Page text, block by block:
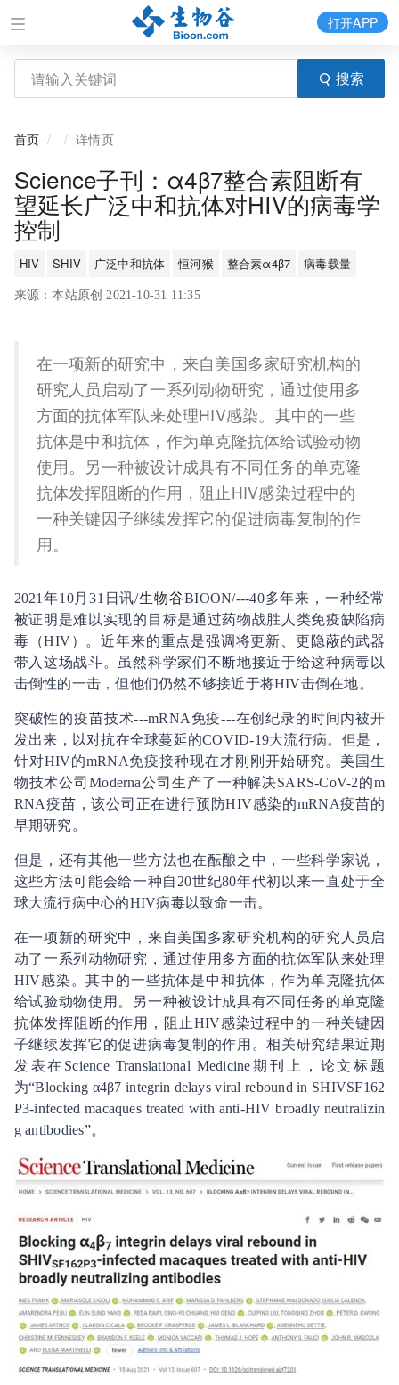
搜索
打开APP
首页 详情页
Science子刊：α4β7整合素阻断有
望延长广泛中和抗体对HIV的病毒学
控制
HIV SHIV 广泛中和抗体 恒河猴 整合素α4β7 病毒载量
来源：本站原创 2021-10-31 11:35
在一项新的研究中，来自美国多家研究机构的
研究人员启动了一系列动物研究，通过使用多
方面的抗体军队来处理HIV感染。其中的一些
抗体是中和抗体，作为单克隆抗体给试验动物
使用。另一种被设计成具有不同任务的单克隆
抗体发挥阻断的作用，阻止HIV感染过程中的
一种关键因子继续发挥它的促进病毒复制的作
用。
2021年10月31日讯/生物谷BIOON/---40多年来，一种经常
被证明是难以实现的目标是通过药物战胜人类免疫缺陷病
毒（HIV）。近年来的重点是强调将更新、更隐蔽的武器
带入这场战斗。虽然科学家们不断地接近于给这种病毒以
击倒性的一击，但他们仍然不够接近于将HIV击倒在地。
突破性的疫苗技术---mRNA免疫---在创纪录的时间内被开
发出来，以对抗在全球蔓延的COVID-19大流行病。但是，
针对HIV的mRNA免疫接种现在才刚刚开始研究。美国生
物技术公司Moderna公司生产了一种解决SARS-CoV-2的m
RNA疫苗，该公司正在进行预防HIV感染的mRNA疫苗的
早期研究。
但是，还有其他一些方法也在酝酿之中，一些科学家说，
这些方法可能会给一种自20世纪80年代初以来一直处于全
球大流行病中心的HIV病毒以致命一击。
在一项新的研究中，来自美国多家研究机构的研究人员启
动了一系列动物研究，通过使用多方面的抗体军队来处理
HIV感染。其中的一些抗体是中和抗体，作为单克隆抗体
给试验动物使用。另一种被设计成具有不同任务的单克隆
抗体发挥阻断的作用，阻止HIV感染过程中的一种关键因
子继续发挥它的促进病毒复制的作用。相关研究结果近期
发表在Science Translational Medicine期刊上，论文标题
为“Blocking α4β7 integrin delays viral rebound in SHIVSF162
P3-infected macaques treated with anti-HIV broadly neutralizin
g antibodies”。